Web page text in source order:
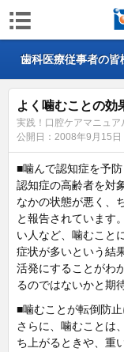
歯科医療従事者の皆
よく噛むことの効
実践！口腔ケアマニュア
公開日： 2008年9月15日
■噛んで認知症を予防
認知症の高齢者を対
なかの状態が悪く、
と報告されています
い人など、噛むこと
症状が多いという結
活発にすることがわ
るのではないかと期
■噛むことが転倒防
さらに、噛むことは
ち上がるときや、重